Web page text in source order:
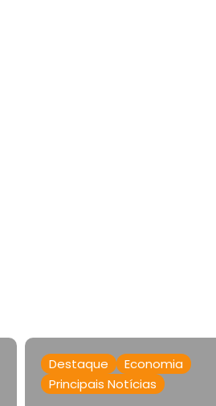
Destaque
Economia
Principais Notícias